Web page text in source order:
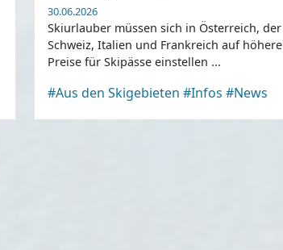
30.06.2026
Skiurlauber müssen sich in Österreich, der
Schweiz, Italien und Frankreich auf höhere
Preise für Skipässe einstellen ...
#Aus den Skigebieten #Infos #News